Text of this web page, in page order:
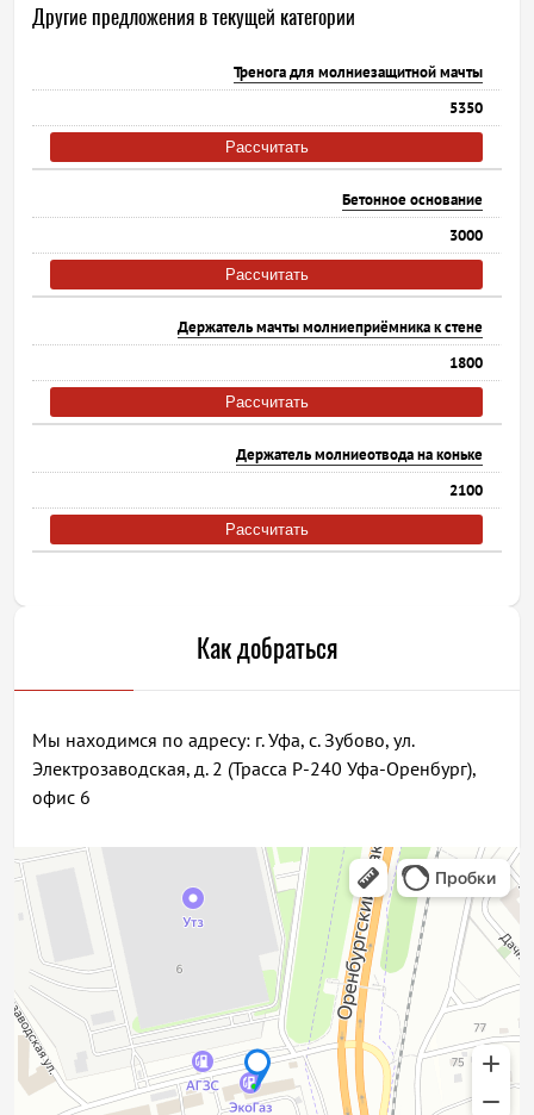
Другие предложения в текущей категории
Тренога для молниезащитной мачты
5350
Рассчитать
Бетонное основание
3000
Рассчитать
Держатель мачты молниеприёмника к стене
1800
Рассчитать
Держатель молниеотвода на коньке
2100
Рассчитать
Как добраться
Мы находимся по адресу: г. Уфа, с. Зубово, ул.
Электрозаводская, д. 2 (Трасса Р-240 Уфа-Оренбург),
офис 6